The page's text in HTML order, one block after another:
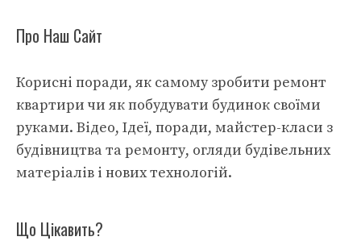
Про Наш Сайт
Корисні поради, як самому зробити ремонт
квартири чи як побудувати будинок своїми
руками. Відео, Ідеї, поради, майстер-класи з
будівництва та ремонту, огляди будівельних
матеріалів і нових технологій.
Що Цікавить?